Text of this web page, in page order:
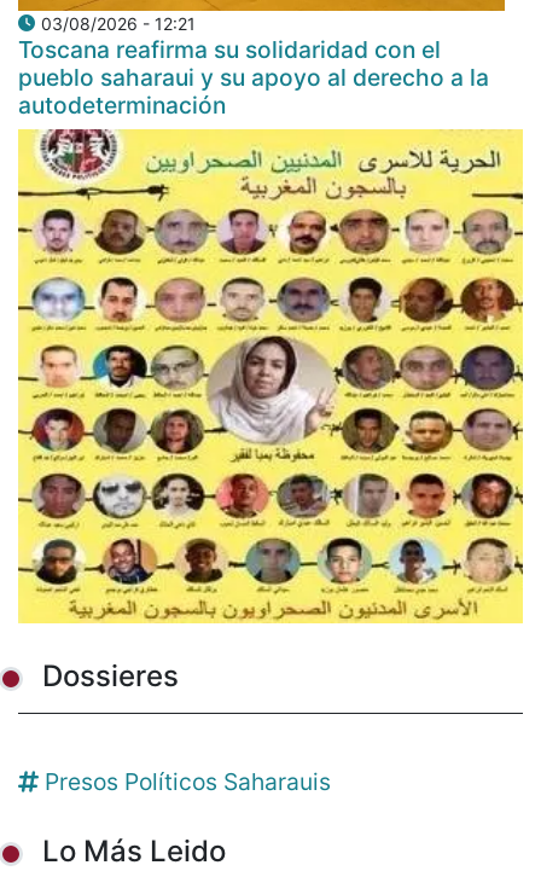
03/08/2026 - 12:21
Toscana reafirma su solidaridad con el
pueblo saharaui y su apoyo al derecho a la
autodeterminación
Dossieres
Presos Políticos Saharauis
Lo Más Leido